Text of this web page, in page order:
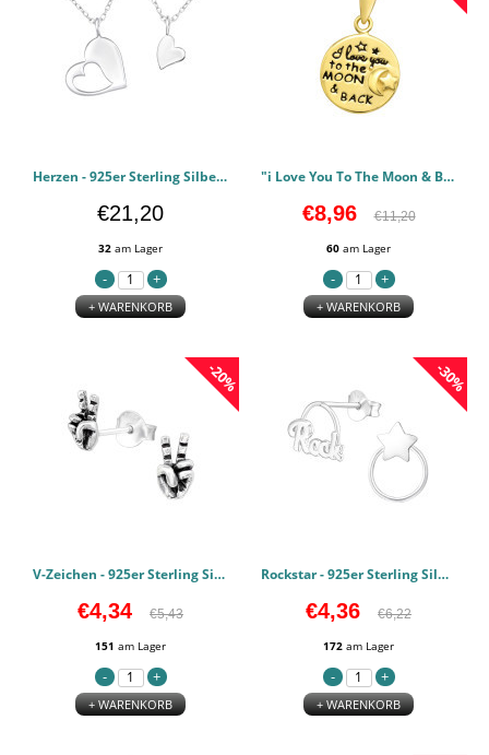
Herzen - 925er Sterling Silber Halsketten PCJW45874
€21,20
32 am Lager
+ WARENKORB
"i Love You To The Moon & Back" - 925er Sterling Silber Einfaches Anhänger PCJW42128
€8,96 €11,20
60 am Lager
+ WARENKORB
-20%
V-Zeichen - 925er Sterling Silber Einfache Ohrstecker PCJW39914
€4,34 €5,43
151 am Lager
+ WARENKORB
-30%
Rockstar - 925er Sterling Silber Einfache Ohrstecker PCJW36951
€4,36 €6,22
172 am Lager
+ WARENKORB